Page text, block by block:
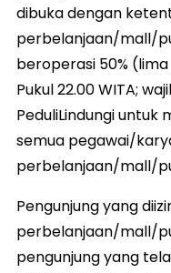
dibuka dengan
perbelanjaan/mall/
beroperasi 50%
Pukul 22.00 WITA;
PeduliLindungi
semua pegawai/
perbelanjaan/mall/
Pengunjung yang
perbelanjaan/mall/
pengunjung yang